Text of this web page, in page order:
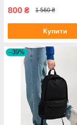
800 ₴ 1 560 ₴
Купити
–39%